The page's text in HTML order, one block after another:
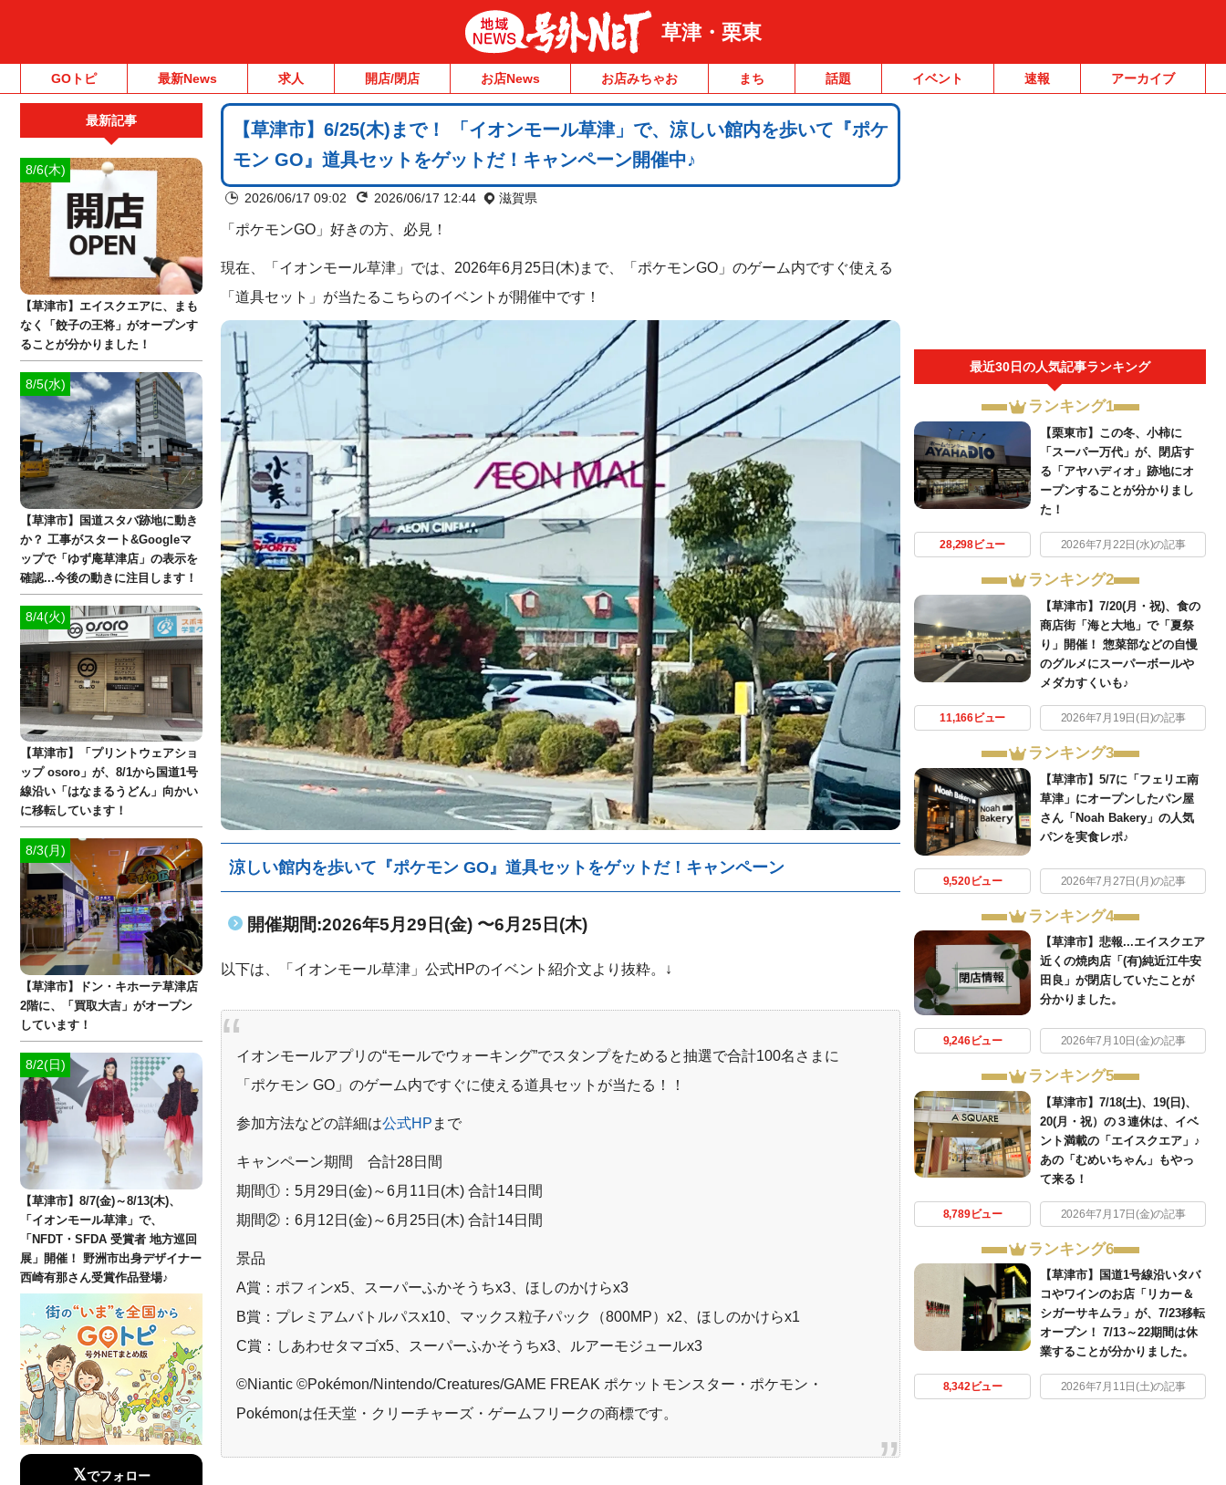
草津・栗東
GOトピ 最新News 求人 開店/閉店 お店News お店みちゃお まち 話題 イベント 速報 アーカイブ
【草津市】6/25(木)まで！ 「イオンモール草津」で、涼しい館内を歩いて『ポケ
モン GO』道具セットをゲットだ！キャンペーン開催中♪
2026/06/17 09:02 2026/06/17 12:44 滋賀県
「ポケモンGO」好きの方、必見！
現在、「イオンモール草津」では、2026年6月25日(木)まで、「ポケモンGO」のゲーム内ですぐ使える
「道具セット」が当たるこちらのイベントが開催中です！
涼しい館内を歩いて『ポケモン GO』道具セットをゲットだ！キャンペーン
開催期間:2026年5月29日(金) 〜6月25日(木)
以下は、「イオンモール草津」公式HPのイベント紹介文より抜粋。↓
イオンモールアプリの“モールでウォーキング”でスタンプをためると抽選で合計100名さまに
「ポケモン GO」のゲーム内ですぐに使える道具セットが当たる！！
参加方法などの詳細は公式HP まで
キャンペーン期間 合計28日間
期間①：5月29日(金)～6月11日(木) 合計14日間
期間②：6月12日(金)～6月25日(木) 合計14日間
景品
A賞：ポフィンx5、スーパーふかそうちx3、ほしのかけらx3
B賞：プレミアムバトルパスx10、マックス粒子パック（800MP）x2、ほしのかけらx1
C賞：しあわせタマゴx5、スーパーふかそうちx3、ルアーモジュールx3
©Niantic ©Pokémon/Nintendo/Creatures/GAME FREAK ポケットモンスター・ポケモン・
Pokémonは任天堂・クリーチャーズ・ゲームフリークの商標です。
最近30日の人気記事ランキング
ランキング1
【栗東市】この冬、小柿に
「スーパー万代」が、閉店す
る「アヤハディオ」跡地にオ
ープンすることが分かりまし
た！
28,298ビュー 2026年7月22日(水)の記事
ランキング2
【草津市】7/20(月・祝)、食の
商店街「海と大地」で「夏祭
り」開催！ 惣菜部などの自慢
のグルメにスーパーボールや
メダカすくいも♪
11,166ビュー 2026年7月19日(日)の記事
ランキング3
【草津市】5/7に「フェリエ南
草津」にオープンしたパン屋
さん「Noah Bakery」の人気
パンを実食レポ♪
9,520ビュー 2026年7月27日(月)の記事
ランキング4
【草津市】悲報...エイスクエア
近くの焼肉店「(有)純近江牛安
田良」が閉店していたことが
分かりました。
9,246ビュー 2026年7月10日(金)の記事
ランキング5
【草津市】7/18(土)、19(日)、
20(月・祝）の３連休は、イベ
ント満載の「エイスクエア」♪
あの「むめいちゃん」もやっ
て来る！
8,789ビュー 2026年7月17日(金)の記事
ランキング6
【草津市】国道1号線沿いタバ
コやワインのお店「リカー＆
シガーサキムラ」が、7/23移転
オープン！ 7/13～22期間は休
業することが分かりました。
8,342ビュー 2026年7月11日(土)の記事
最新記事
8/6(木)
【草津市】エイスクエアに、まも
なく「餃子の王将」がオープンす
ることが分かりました！
8/5(水)
【草津市】国道スタバ跡地に動き
か？ 工事がスタート&Googleマ
ップで「ゆず庵草津店」の表示を
確認...今後の動きに注目します！
8/4(火)
【草津市】「プリントウェアショ
ップ osoro」が、8/1から国道1号
線沿い「はなまるうどん」向かい
に移転しています！
8/3(月)
【草津市】ドン・キホーテ草津店
2階に、「買取大吉」がオープン
しています！
8/2(日)
【草津市】8/7(金)～8/13(木)、
「イオンモール草津」で、
「NFDT・SFDA 受賞者 地方巡回
展」開催！ 野洲市出身デザイナー
西崎有那さん受賞作品登場♪
𝕏でフォロー